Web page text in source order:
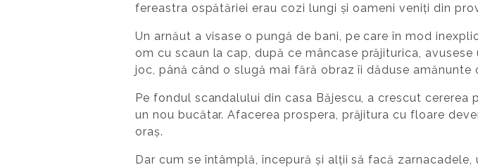
fereastra ospătăriei erau cozi lungi și oameni veniți din
Un arnăut a visase o pungă de bani, pe care în mod
om cu scaun la cap, după ce mâncase prăjiturica,
joc, până când o slugă mai fără obraz îi dăduse amănunte
Pe fondul scandalului din casa Băjescu, a crescut
un nou bucătar. Afacerea prospera, prăjitura cu floare
oraș.
Dar cum se întâmplă, începură și alții să facă